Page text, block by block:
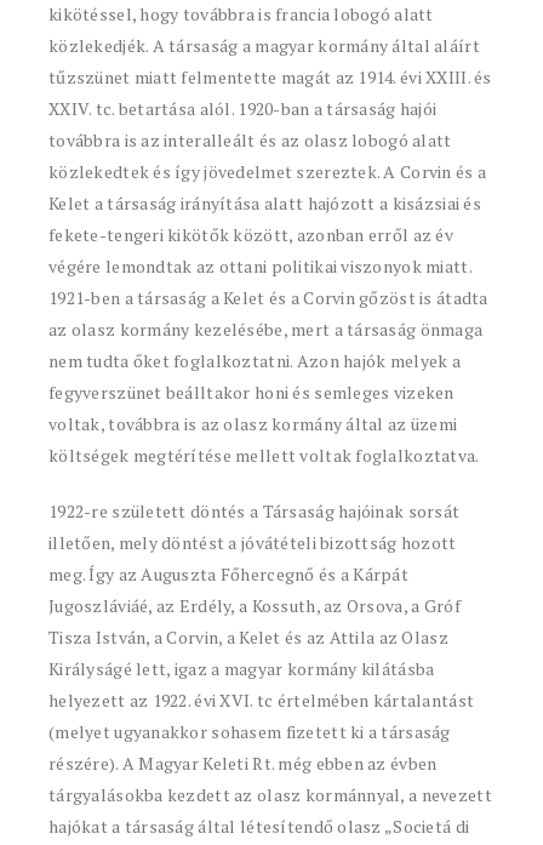
kikötéssel, hogy továbbra is francia lobogó alatt
közlekedjék. A társaság a magyar kormány által aláírt
tűzszünet miatt felmentette magát az 1914. évi XXIII. és
XXIV. tc. betartása alól. 1920-ban a társaság hajói
továbbra is az interalleált és az olasz lobogó alatt
közlekedtek és így jövedelmet szereztek. A Corvin és a
Kelet a társaság irányítása alatt hajózott a kisázsiai és
fekete-tengeri kikötők között, azonban erről az év
végére lemondtak az ottani politikai viszonyok miatt.
1921-ben a társaság a Kelet és a Corvin gőzöst is átadta
az olasz kormány kezelésébe, mert a társaság önmaga
nem tudta őket foglalkoztatni. Azon hajók melyek a
fegyverszünet beálltakor honi és semleges vizeken
voltak, továbbra is az olasz kormány által az üzemi
költségek megtérítése mellett voltak foglalkoztatva.
1922-re született döntés a Társaság hajóinak sorsát
illetően, mely döntést a jóvátételi bizottság hozott
meg. Így az Auguszta Főhercegnő és a Kárpát
Jugoszláviáé, az Erdély, a Kossuth, az Orsova, a Gróf
Tisza István, a Corvin, a Kelet és az Attila az Olasz
Királyságé lett, igaz a magyar kormány kilátásba
helyezett az 1922. évi XVI. tc értelmében kártalantást
(melyet ugyanakkor sohasem fizetett ki a társaság
részére). A Magyar Keleti Rt. még ebben az évben
tárgyalásokba kezdett az olasz kormánnyal, a nevezett
hajókat a társaság által létesítendő olasz „Societá di